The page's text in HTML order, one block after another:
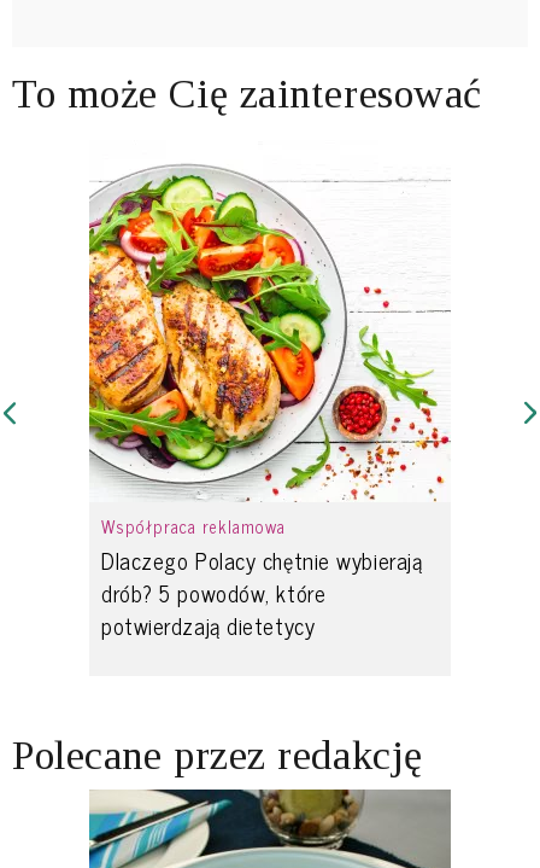
To może Cię zainteresować
Współpraca reklamowa
Dlaczego Polacy chętnie wybierają
drób? 5 powodów, które
potwierdzają dietetycy
Polecane przez redakcję